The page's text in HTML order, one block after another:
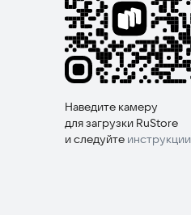
Наведите камеру
для загрузки RuStore
и следуйте инструкции